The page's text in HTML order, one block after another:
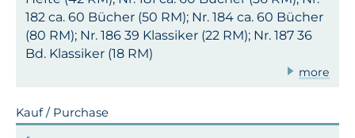
182 ca. 60 Bücher (50 RM); Nr. 184 ca. 60 Bücher
(80 RM); Nr. 186 39 Klassiker (22 RM); Nr. 187 36
Bd. Klassiker (18 RM)
more
Kauf / Purchase